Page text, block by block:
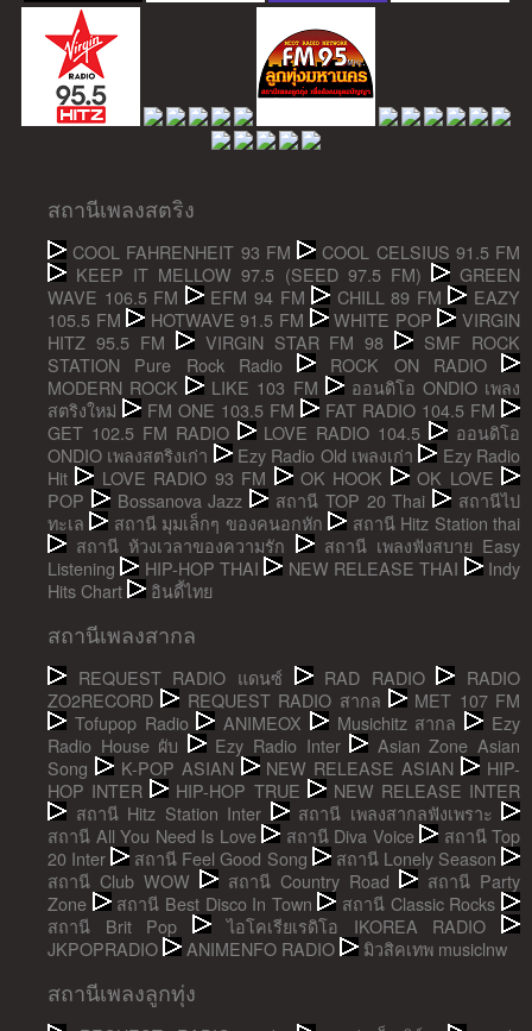
สถานีเพลงสตริง
COOL FAHRENHEIT 93 FM
COOL CELSIUS 91.5 FM
KEEP IT MELLOW 97.5 (SEED 97.5 FM)
GREEN
WAVE 106.5 FM
EFM 94 FM CHILL 89 FM
EAZY
105.5 FM
HOTWAVE 91.5 FM WHITE POP
VIRGIN
HITZ 95.5 FM
VIRGIN STAR FM 98
SMF ROCK
STATION Pure Rock Radio
ROCK ON RADIO
MODERN ROCK
LIKE 103 FM
ออนดิโอ ONDIO เพลง
สตริงใหม่
FM ONE 103.5 FM
FAT RADIO 104.5 FM
GET 102.5 FM RADIO
LOVE RADIO 104.5
ออนดิโอ
ONDIO เพลงสตริงเก่า
Ezy Radio Old เพลงเก่า
Ezy Radio
Hit
LOVE RADIO 93 FM OK HOOK
OK LOVE
POP
Bossanova Jazz สถานี TOP 20 Thai
สถานีไป
ทะเล
สถานี มุมเล็กๆ ของคนอกหัก
สถานี Hitz Station thai
สถานี ห้วงเวลาของความรัก
สถานี เพลงฟังสบาย Easy
Listening
HIP-HOP THAI NEW RELEASE THAI
Indy
Hits Chart
อินดี้ไทย
สถานีเพลงสากล
REQUEST RADIO แดนซ์ RAD RADIO
RADIO
ZO2RECORD
REQUEST RADIO สากล
MET 107 FM
Tofupop Radio
ANIMEOX Musichitz สากล
Ezy
Radio House ผับ
Ezy Radio Inter
Asian Zone Asian
Song
K-POP ASIAN NEW RELEASE ASIAN
HIP-
HOP INTER
HIP-HOP TRUE
NEW RELEASE INTER
สถานี Hitz Station Inter
สถานี เพลงสากลฟังเพราะ
สถานี All You Need Is Love
สถานี Diva Voice
สถานี Top
20 Inter
สถานี Feel Good Song
สถานี Lonely Season
สถานี Club WOW
สถานี Country Road
สถานี Party
Zone
สถานี Best Disco In Town
สถานี Classic Rocks
สถานี Brit Pop
ไอโคเรียเรดิโอ IKOREA RADIO
JKPOPRADIO
ANIMENFO RADIO มิวสิคเทพ musiclnw
สถานีเพลงลูกทุ่ง